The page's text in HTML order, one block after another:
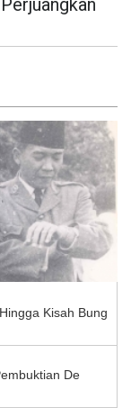
Kisah Bung
De